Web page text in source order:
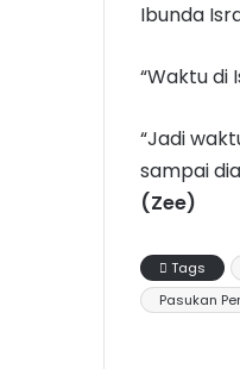
Ibunda
“Waktu di
“Jadi
sampai
(Zee)
Tags
Pasukan